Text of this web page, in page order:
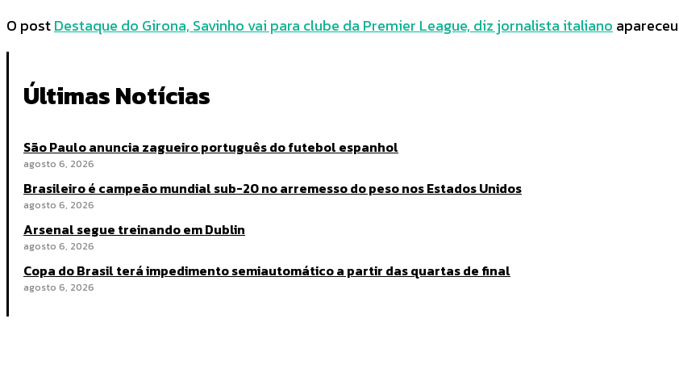
O postDestaque do Girona, Savinho vai para clube da Premier League, diz jornalista italiano
Últimas Notícias
São Paulo anuncia zagueiro português do futebol espanhol
agosto 6, 2026
Brasileiro é campeão mundial sub-20 no arremesso do peso nos Estados Unidos
agosto 6, 2026
Arsenal segue treinando em Dublin
agosto 6, 2026
Copa do Brasil terá impedimento semiautomático a partir das quartas de final
agosto 6, 2026